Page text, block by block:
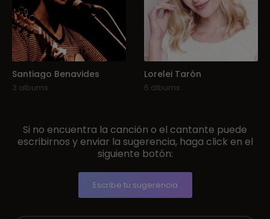
Santiago Benavides
3 albums
Lorelei Tarón
6 albums
Si no encuentra la canción o el cantante puede
escribirnos y enviar la sugerencia, haga click en el
siguiente botón:
Escribe tu sugerencia